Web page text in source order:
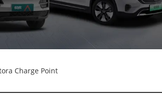
Charge Point